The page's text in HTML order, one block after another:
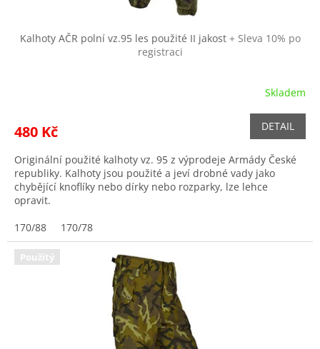
Kalhoty AČR polní vz.95 les použité II jakost + Sleva 10% po
registraci
Skladem
480 Kč DETAIL
Originální použité kalhoty vz. 95 z výprodeje Armády České
republiky. Kalhoty jsou použité a jeví drobné vady jako
chybějící knoflíky nebo dírky nebo rozparky, lze lehce
opravit.
170/88
170/78
Použitý